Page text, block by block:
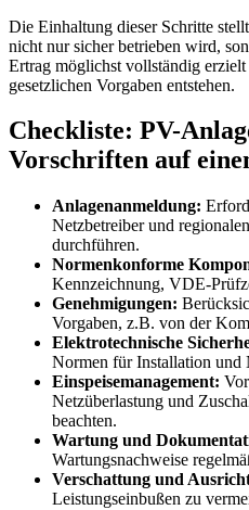
Die Einhaltung dieser Schritte
nicht nur sicher betrieben wird,
Ertrag möglichst vollständig
gesetzlichen Vorgaben entstehen.
Checkliste: PV-
Vorschriften auf
Anlagenanmeldung:
Netzbetreiber und
durchführen.
Normenkonforme
Kennzeichnung, VDE-
Genehmigungen:
Vorgaben, z.B. von der
Elektrotechnische
Normen für Installation und
Einspeisemanagement:
Netzüberlastung und
beachten.
Wartung und
Wartungsnachweise
Verschattung und
Leistungseinbußen zu